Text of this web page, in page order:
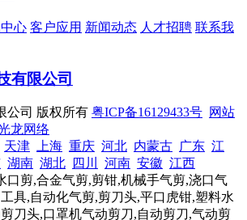
心 客户应用 新闻动态 人才招聘 联系我
公司 版权所有 粤ICP备16129433号 网站
龙网络
天津 上海 重庆 河北 内蒙古 广东 江
湖南 湖北 四川 河南 安徽 江西
口剪,合金气剪,剪钳,机械手气剪,浇口气
具,自动化气剪,剪刀头,平口虎钳,塑料水
刀头,口罩机气动剪刀,自动剪刀,气动剪